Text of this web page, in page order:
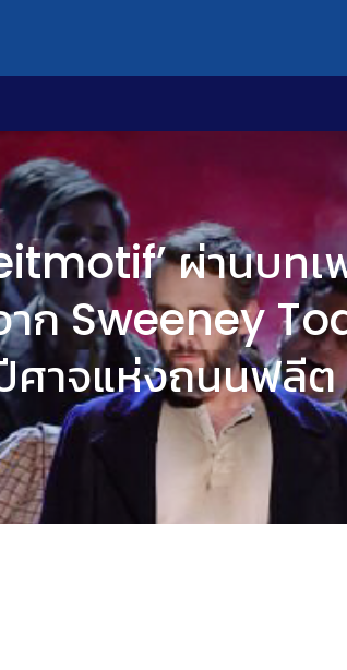
ผ่านบท
าก Sweeney
าจแห่งถนนฟลีต